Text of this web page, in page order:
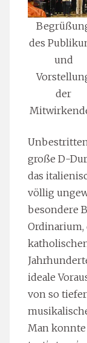
des
und
der
große D-
das
völlig
besondere
Ordinarium,
ideale
von so
Man